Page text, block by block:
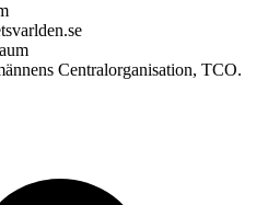
Centralorganisation, TCO.